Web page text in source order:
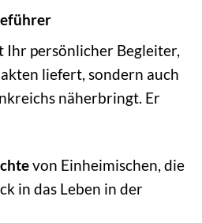
Ihr persönlicher Begleiter,
liefert, sondern auch
näherbringt. Er
von Einheimischen, die
in das Leben in der